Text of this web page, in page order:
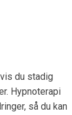
du stadig
Hypnoterapi
så du kan